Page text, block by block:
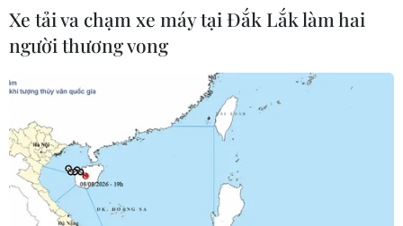
TIN CÙNG CHUYÊN MỤC
EU triển khai mạng vệ tinh riêng,
Xe tải va chạm xe máy tại Đắk Lắk làm hai
người thương vong